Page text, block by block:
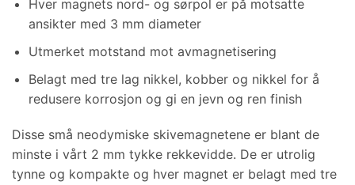
Hver magnets nord- og sørpol er på motsatte
ansikter med 3 mm diameter
Utmerket motstand mot avmagnetisering
Belagt med tre lag nikkel, kobber og nikkel for å
redusere korrosjon og gi en jevn og ren finish
Disse små neodymiske skivemagnetene er blant de
minste i vårt 2 mm tykke rekkevidde. De er utrolig
tynne og kompakte og hver magnet er belagt med tre